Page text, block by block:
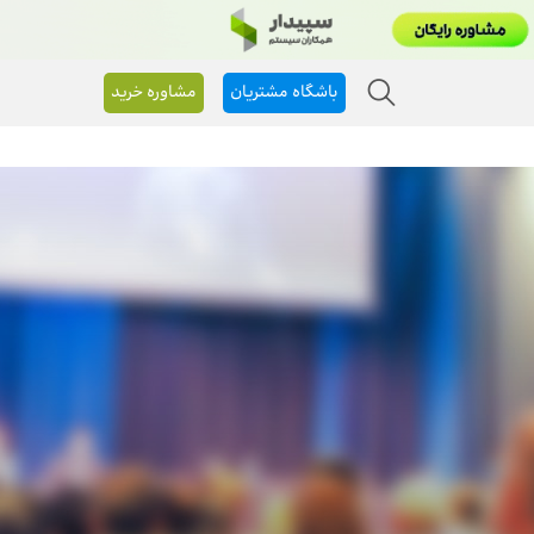
باشگاه مشتریان مشاوره خرید